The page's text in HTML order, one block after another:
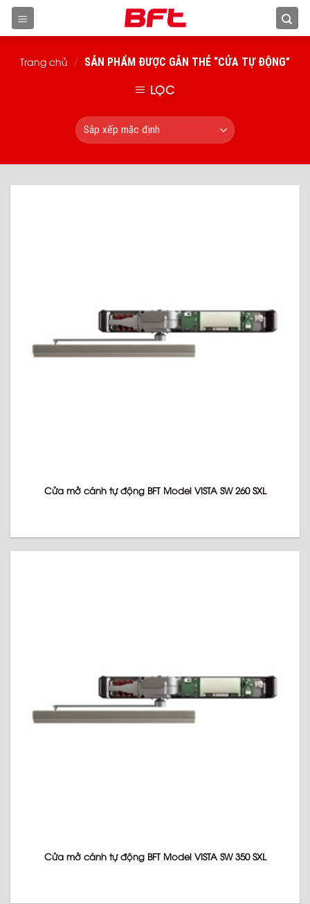
Skip
Trang chủ / SẢN PHẨM ĐƯỢC GẮN THẺ “CỬA TỰ ĐỘNG”
LỌC
Cửa mở cánh tự động BFT Model VISTA SW 260 SXL
Cửa mở cánh tự động BFT Model VISTA SW 350 SXL